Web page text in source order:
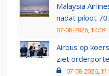
Malaysia
nadat piloot
07-08-2026, 14:07
Airbus op
ziet
07-08-2026,